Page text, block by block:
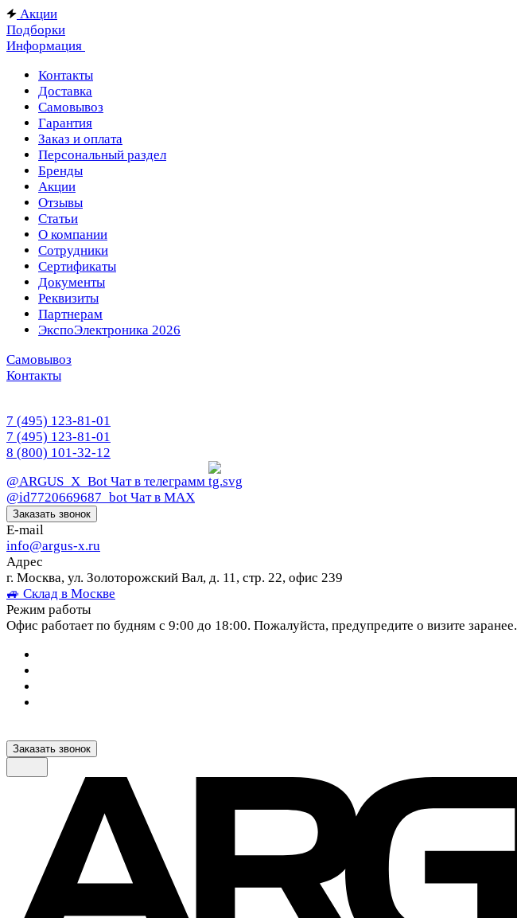
Акции
Подборки
Информация
Контакты
Доставка
Самовывоз
Гарантия
Заказ и оплата
Персональный раздел
Бренды
Акции
Отзывы
Статьи
О компании
Сотрудники
Сертификаты
Документы
Реквизиты
Партнерам
ЭкспоЭлектроника 2026
Самовывоз
Контакты
7 (495) 123-81-01
7 (495) 123-81-01
8 (800) 101-32-12
@ARGUS_X_Bot Чат в телеграмм
@id7720669687_bot Чат в МАХ
Заказать звонок
E-mail
info@argus-x.ru
Адрес
г. Москва, ул. Золоторожский Вал, д. 11, стр. 22, офис 239
🚙 Склад в Москве
Режим работы
Офис работает по будням с 9:00 до 18:00. Пожалуйста, предупредите о визите заранее.
Заказать звонок